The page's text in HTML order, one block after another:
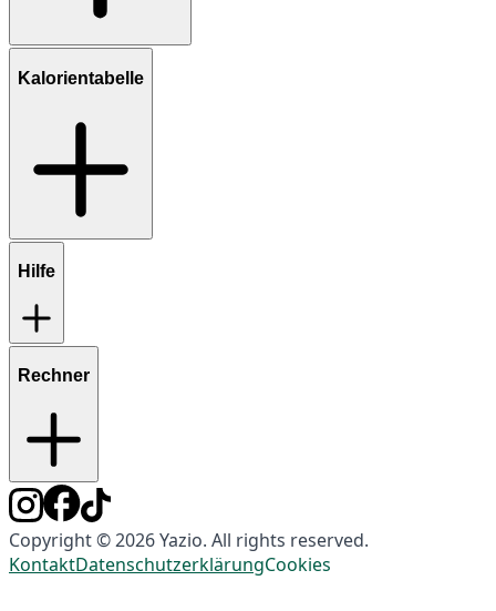
Kalorientabelle
Hilfe
Rechner
Copyright © 2026 Yazio. All rights reserved.
KontaktDatenschutzerklärungCookies